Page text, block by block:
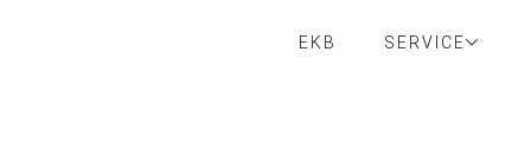
EKB SERVICE